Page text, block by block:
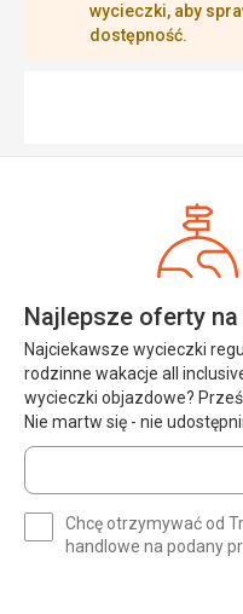
wycieczki, aby
dostępność.
Najlepsze oferty
Najciekawsze wycieczki
rodzinne wakacje all
wycieczki objazdowe?
Nie martw się - nie
Wprowadź
swój
(wymagane)
Chcę otrzymywać od
handlowe na podany